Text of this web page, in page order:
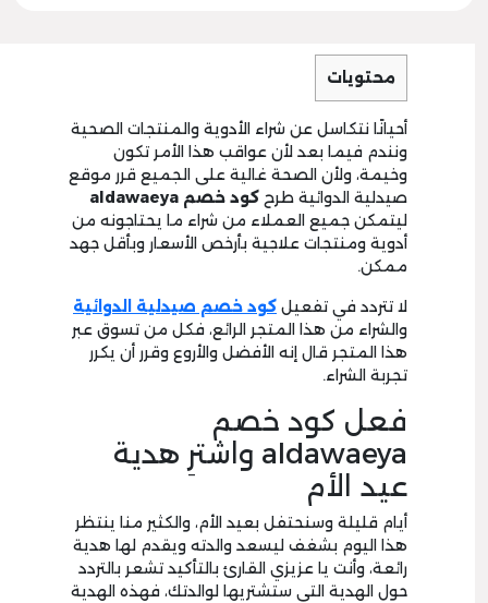
محتويات
أحيانًا نتكاسل عن شراء الأدوية والمنتجات الصحية
ونندم فيما بعد لأن عواقب هذا الأمر تكون
وخيمة، ولأن الصحة غالية على الجميع قرر موقع
صيدلية الدوائية طرح كود خصم aldawaeya
ليتمكن جميع العملاء من شراء ما يحتاجونه من
أدوية ومنتجات علاجية بأرخص الأسعار وبأقل جهد
ممكن.
لا تتردد في تفعيل كود خصم صيدلية الدوائية
والشراء من هذا المتجر الرائع، فكل من تسوق عبر
هذا المتجر قال إنه الأفضل والأروع وقرر أن يكرر
تجربة الشراء.
فعل كود خصم
aldawaeya واشترِ هدية
عيد الأم
أيام قليلة وسنحتفل بعيد الأم، والكثير منا ينتظر
هذا اليوم بشغف ليسعد والدته ويقدم لها هدية
رائعة، وأنت يا عزيزي القارئ بالتأكيد تشعر بالتردد
حول الهدية التي ستشتريها لوالدتك، فهذه الهدية